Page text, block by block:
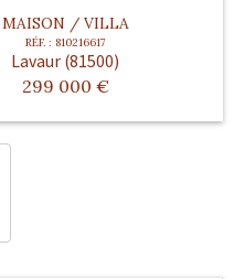
MAISON / VILLA
RÉF. : 810216617
Lavaur (81500)
299 000 €